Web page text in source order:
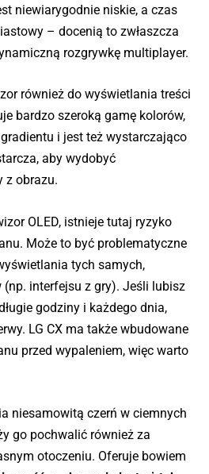
niewiarygodnie niskie, a czas
– docenią to zwłaszcza
rozgrywkę multiplayer.
również do wyświetlania treści
bardzo szeroką gamę kolorów,
gradientu i jest też wystarczająco
aby wydobyć
z obrazu.
OLED, istnieje tutaj ryzyko
Może to być problematyczne
tych samych,
interfejsu z gry). Jeśli lubisz
godziny i każdego dnia,
LG CX ma także wbudowane
przed wypaleniem, więc warto
niesamowitą czerń w ciemnych
go pochwalić również za
otoczeniu. Oferuje bowiem